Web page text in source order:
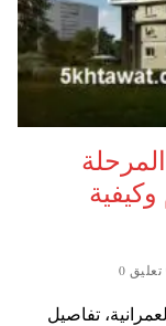
وكيفية
تعليق 0
تفاصيل